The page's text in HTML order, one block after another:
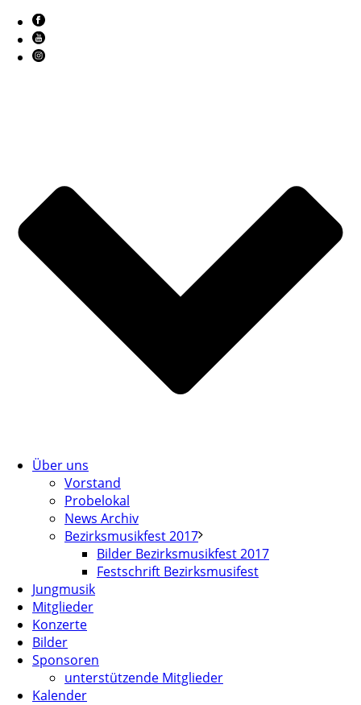
Über uns
Vorstand
Probelokal
News Archiv
Bezirksmusikfest 2017
Bilder Bezirksmusikfest 2017
Festschrift Bezirksmusifest
Jungmusik
Mitglieder
Konzerte
Bilder
Sponsoren
unterstützende Mitglieder
Kalender